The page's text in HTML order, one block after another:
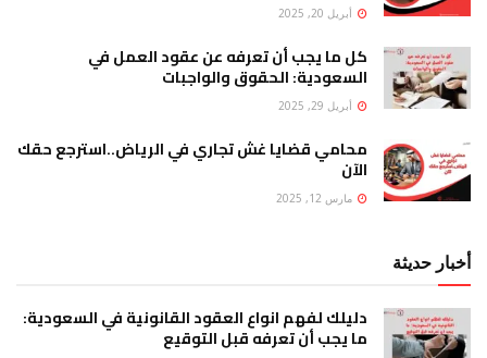
أبريل 20, 2025
كل ما يجب أن تعرفه عن عقود العمل في
السعودية: الحقوق والواجبات
أبريل 29, 2025
محامي قضايا غش تجاري في الرياض..استرجع حقك
الآن
مارس 12, 2025
أخبار حديثة
دليلك لفهم انواع العقود القانونية في السعودية:
ما يجب أن تعرفه قبل التوقيع